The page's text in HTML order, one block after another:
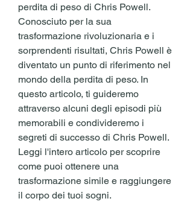
perdita di peso di Chris Powell.
Conosciuto per la sua
trasformazione rivoluzionaria e i
sorprendenti risultati, Chris Powell è
diventato un punto di riferimento nel
mondo della perdita di peso. In
questo articolo, ti guideremo
attraverso alcuni degli episodi più
memorabili e condivideremo i
segreti di successo di Chris Powell.
Leggi l'intero articolo per scoprire
come puoi ottenere una
trasformazione simile e raggiungere
il corpo dei tuoi sogni.